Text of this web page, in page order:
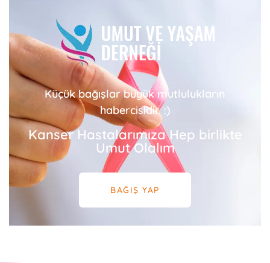
Küçük bağışlar büyük mutlulukların
habercisidir. :)
Kanser Hastalarımıza Hep birlikte
Umut Olalım
BAĞIŞ YAP